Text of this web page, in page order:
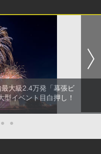
大級2.4万発「幕張ビ
型イベント目白押し！
● ●